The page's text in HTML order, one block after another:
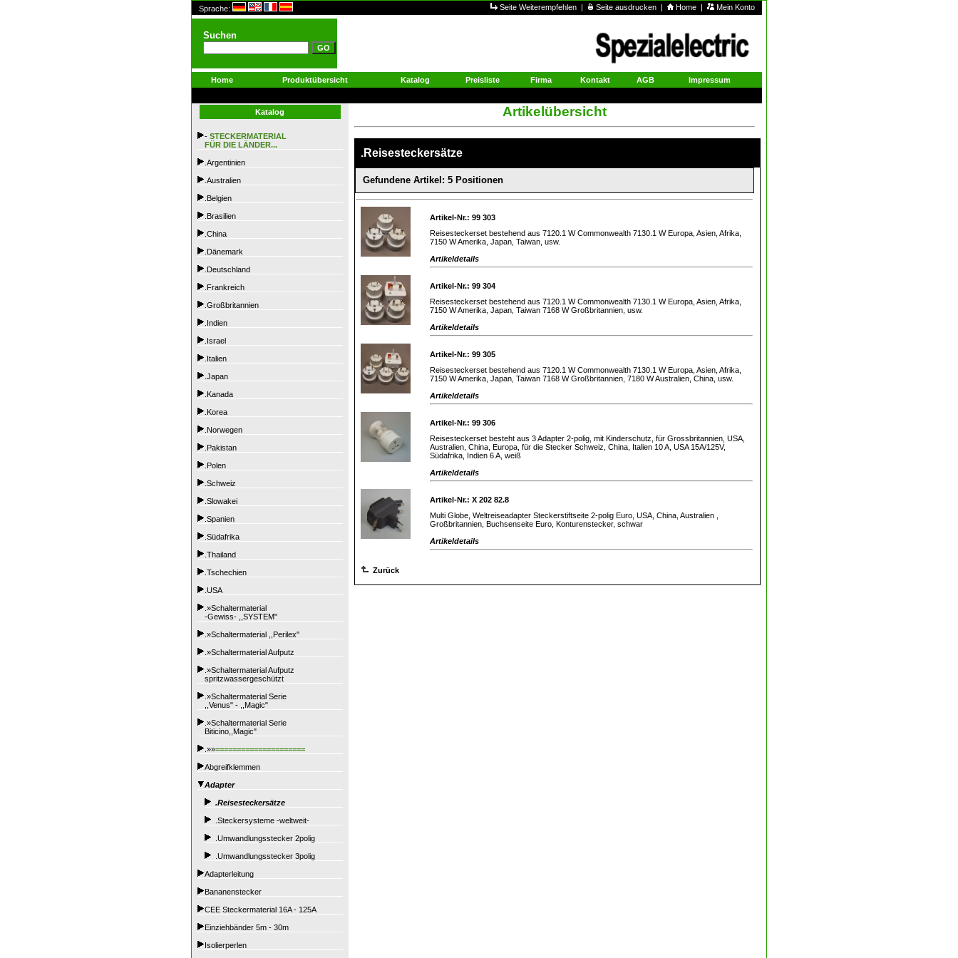
Sprache: Seite Weiterempfehlen | Seite ausdrucken | Home | Mein Konto
Suchen
Home Produktübersicht Katalog Preisliste Firma Kontakt AGB Impressum
Katalog
- STECKERMATERIAL
FÜR DIE LÄNDER...
.Argentinien
.Australien
.Belgien
.Brasilien
.China
.Dänemark
.Deutschland
.Frankreich
.Großbritannien
.Indien
.Israel
.Italien
.Japan
.Kanada
.Korea
.Norwegen
.Pakistan
.Polen
.Schweiz
.Slowakei
.Spanien
.Südafrika
.Thailand
.Tschechien
.USA
.»Schaltermaterial
-Gewiss- ,,SYSTEM"
.»Schaltermaterial ,,Perilex"
.»Schaltermaterial Aufputz
.»Schaltermaterial Aufputz
spritzwassergeschützt
.»Schaltermaterial Serie
,,Venus" - ,,Magic"
.»Schaltermaterial Serie
Biticino,,Magic"
.»»=====================
Abgreifklemmen
Adapter
.Reisesteckersätze
.Steckersysteme -weltweit-
.Umwandlungsstecker 2polig
.Umwandlungsstecker 3polig
Adapterleitung
Bananenstecker
CEE Steckermaterial 16A - 125A
Einziehbänder 5m - 30m
Isolierperlen
Artikelübersicht
.Reisesteckersätze
Gefundene Artikel: 5 Positionen
Artikel-Nr.: 99 303
Reisesteckerset bestehend aus 7120.1 W Commonwealth 7130.1 W Europa, Asien, Afrika,
7150 W Amerika, Japan, Taiwan, usw.
Artikeldetails
Artikel-Nr.: 99 304
Reisesteckerset bestehend aus 7120.1 W Commonwealth 7130.1 W Europa, Asien, Afrika,
7150 W Amerika, Japan, Taiwan 7168 W Großbritannien, usw.
Artikeldetails
Artikel-Nr.: 99 305
Reisesteckerset bestehend aus 7120.1 W Commonwealth 7130.1 W Europa, Asien, Afrika,
7150 W Amerika, Japan, Taiwan 7168 W Großbritannien, 7180 W Australien, China, usw.
Artikeldetails
Artikel-Nr.: 99 306
Reisesteckerset besteht aus 3 Adapter 2-polig, mit Kinderschutz, für Grossbritannien, USA,
Australien, China, Europa, für die Stecker Schweiz, China, Italien 10 A, USA 15A/125V,
Südafrika, Indien 6 A, weiß
Artikeldetails
Artikel-Nr.: X 202 82.8
Multi Globe, Weltreiseadapter Steckerstiftseite 2-polig Euro, USA, China, Australien ,
Großbritannien, Buchsenseite Euro, Konturenstecker, schwar
Artikeldetails
Zurück